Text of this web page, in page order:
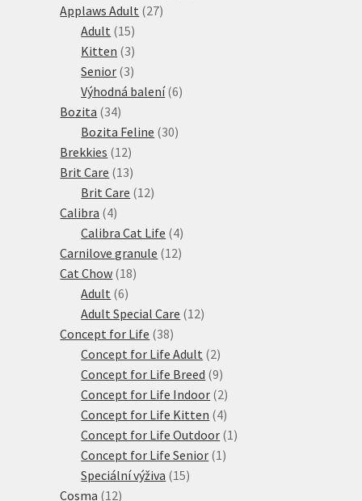
Applaws Adult 2727
Adult 1515
produktů
Kitten 33
produkty
Senior 33
produkty
Výhodná balení 66
Bozita 3434
produktů
Bozita Feline 3030
Brekkies 1212
produktů
Brit Care 1313
produktů
Brit Care 1212
Calibra 44
produkty
Calibra Cat Life 44
produkty
Carnilove granule 1212
Cat Chow 1818
Adult 66
produktů
Adult Special Care 1212
Concept for Life 3838
produktů
Concept for Life Adult 22
produkty
Concept for Life Breed 99
produktů
Concept for Life Indoor 22
produkty
Concept for Life Kitten 44
produkty
Concept for Life Outdoor 1 1
Concept for Life Senior 1 1
Speciální výživa 1515
Cosma 1212